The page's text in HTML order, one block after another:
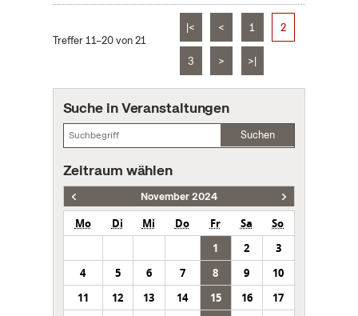
Treffer 11–20 von 21
|< < 1 2
3 > >|
Suche in Veranstaltungen
Suchen
Zeitraum wählen
November 2024
Mo Di Mi Do Fr Sa
So
1
2
3
4
5 6 7 8 9
10
11
12 13 14 15 16
17